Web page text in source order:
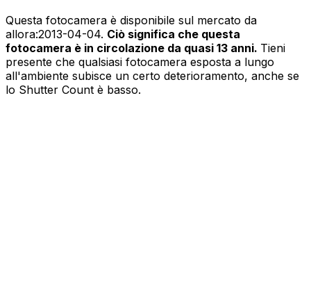
Questa fotocamera è disponibile sul mercato da
allora:2013-04-04. Ciò significa che questa
fotocamera è in circolazione da quasi 13 anni. Tieni
presente che qualsiasi fotocamera esposta a lungo
all'ambiente subisce un certo deterioramento, anche se
lo Shutter Count è basso.